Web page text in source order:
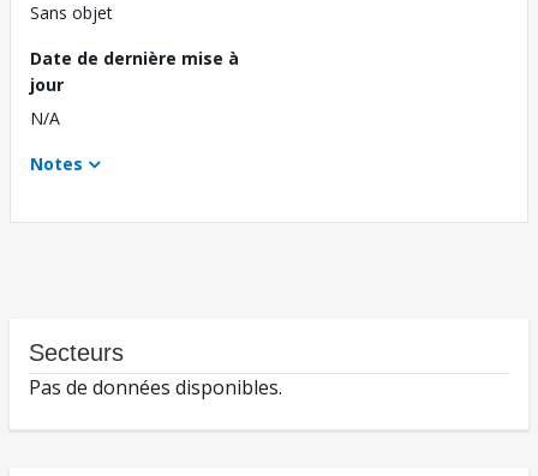
Sans objet
Date de dernière mise à
jour
N/A
Notes
Secteurs
Pas de données disponibles.